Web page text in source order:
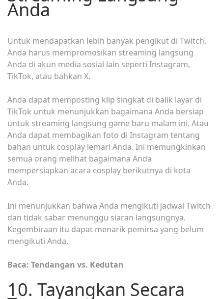
Anda
Untuk mendapatkan lebih banyak pengikut di Twitch,
Anda harus mempromosikan streaming langsung
Anda di akun media sosial lain seperti Instagram,
TikTok, atau bahkan X.
Anda dapat memposting klip singkat di balik layar di
TikTok untuk menunjukkan bagaimana Anda bersiap
untuk streaming langsung game baru malam ini. Atau
Anda dapat membagikan foto di Instagram tentang
bahan untuk cosplay lemari Anda. Ini memungkinkan
semua orang melihat bagaimana Anda
mempersiapkan acara cosplay berikutnya di kota
Anda.
Ini menunjukkan bahwa Anda mengikuti jadwal Twitch
dan tidak sabar menunggu siaran langsungnya.
Kegembiraan itu dapat menarik pemirsa yang belum
mengikuti Anda.
Baca: Tendangan vs. Kedutan
10. Tayangkan Secara